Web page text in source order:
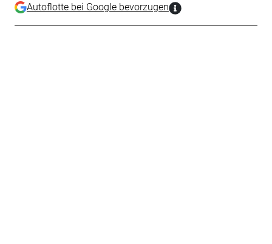
Autoflotte bei Google bevorzugen